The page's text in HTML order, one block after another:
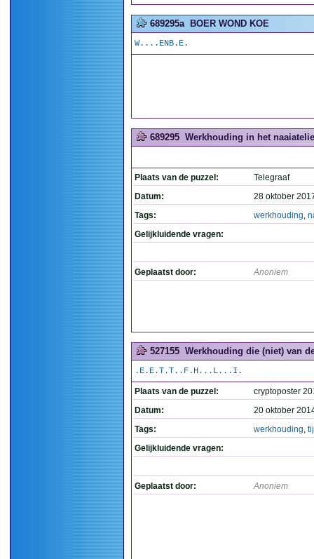
689295a BOER WOND KOE
W....ENB.E.
689295 Werkhouding in het
Plaats van de puzzel:
Telegraaf
Datum:
28 oktober
Tags:
werkhouding,
Gelijkluidende vragen:
Geplaatst door: Anoniem
527155 Werkhouding die (niet) van
.E.E.T.T..F.H...L...I.
Plaats van de puzzel:
cryptoposter
Datum:
20 oktober
Tags:
werkhouding,
Gelijkluidende vragen:
Geplaatst door: Anoniem